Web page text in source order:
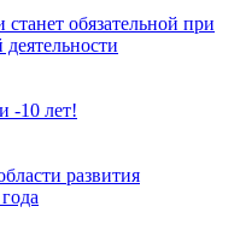
обязательной при
-10 лет!
развития